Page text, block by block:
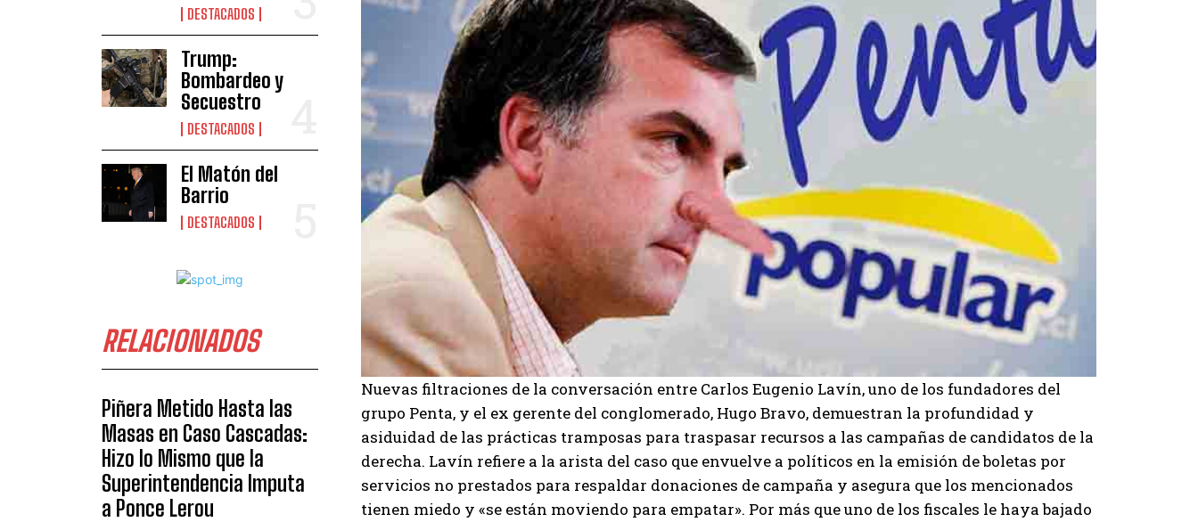
DESTACADOS
Trump:
Bombardeo y
Secuestro
DESTACADOS
El Matón del
Barrio
DESTACADOS
RELACIONADOS
Piñera Metido Hasta las
Masas en Caso Cascadas:
Hizo lo Mismo que la
Superintendencia Imputa
a Ponce Lerou
Nuevas filtraciones de la conversación entre Carlos Eugenio Lavín, uno de los fundadores del
grupo Penta, y el ex gerente del conglomerado, Hugo Bravo, demuestran la profundidad y
asiduidad de las prácticas tramposas para traspasar recursos a las campañas de candidatos de la
derecha. Lavín refiere a la arista del caso que envuelve a políticos en la emisión de boletas por
servicios no prestados para respaldar donaciones de campaña y asegura que los mencionados
tienen miedo y «se están moviendo para empatar». Por más que uno de los fiscales le haya bajado